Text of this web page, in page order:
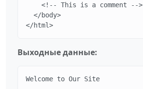
    <!-- This is a comment -->
  </body>
</html>
Выходные данные:
Welcome to Our Site